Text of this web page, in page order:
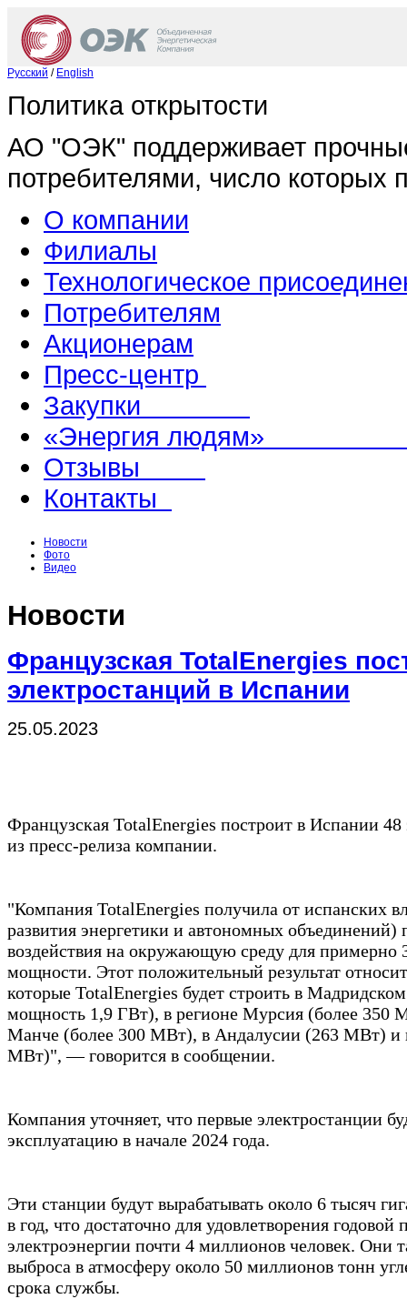
Русский / English
Политика открытости
АО "ОЭК" поддерживает
потребителями, число которых
О компании
Филиалы
Технологическое
Потребителям
Акционерам
Пресс-центр
Закупки
«Энергия
Отзывы
Контакты
Новости
Фото
Видео
Новости
Французская TotalEnergies
электростанций в Испании
25.05.2023
Французская TotalEnergies построит в Испании 48
из пресс-релиза компании.
"Компания TotalEnergies получила от испанских
развития энергетики и автономных
воздействия на окружающую среду для примерно
мощности. Этот положительный результат
которые TotalEnergies будет строить в
мощность 1,9 ГВт), в регионе Мурсия (более 350
Манче (более 300 МВт), в Андалусии (263 МВт) и
МВт)", — говорится в сообщении.
Компания уточняет, что первые электростанции
эксплуатацию в начале 2024 года.
Эти станции будут вырабатывать около 6 тысяч
в год, что достаточно для удовлетворения годовой
электроэнергии почти 4 миллионов человек. Они
выброса в атмосферу около 50 миллионов тонн
срока службы.